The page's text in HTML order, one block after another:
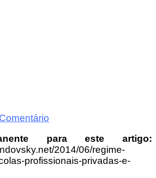
para este artigo:
2014/06/regime-
profissionais-privadas-e-